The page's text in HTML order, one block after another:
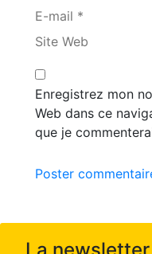
E-mail *
Site Web
Enregistrez mon
Web dans ce
que je
Poster